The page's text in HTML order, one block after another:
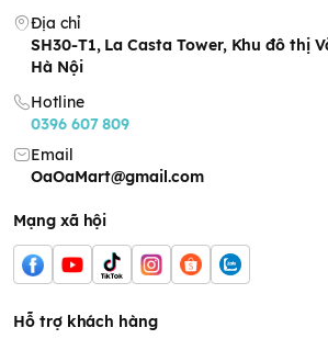
Địa chỉ
SH30-T1, La Casta Tower, Khu đô thị
Hà Nội
Hotline
0396 607 809
Email
OaOaMart@gmail.com
Mạng xã hội
Hỗ trợ khách hàng